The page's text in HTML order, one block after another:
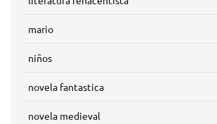
mario
niños
novela fantastica
novela medieval